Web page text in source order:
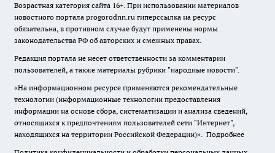
Возрастная категория сайта 16+. При использовании материалов
новостного портала progorodnn.ru гиперссылка на ресурс
обязательна, в противном случае будут применены нормы
законодательства РФ об авторских и смежных правах.
Редакция портала не несет ответственности за комментарии
пользователей, а также материалы рубрики "народные новости".
«На информационном ресурсе применяются рекомендательные
технологии (информационные технологии предоставления
информации на основе сбора, систематизации и анализа сведений,
относящихся к предпочтениям пользователей сети "Интернет",
находящихся на территории Российской Федерации)». Подробнее